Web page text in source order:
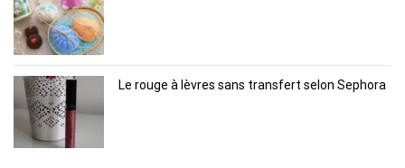
Le rouge à lèvres sans transfert selon Sephora